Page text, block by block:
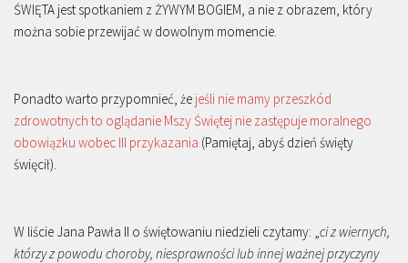
ŚWIĘTA jest spotkaniem z ŻYWYM BOGIEM, a nie z obrazem, który
można sobie przewijać w dowolnym momencie.
Ponadto warto przypomnieć, że jeśli nie mamy przeszkód
zdrowotnych to oglądanie Mszy Świętej nie zastępuje moralnego
obowiązku wobec III przykazania (Pamiętaj, abyś dzień święty
święcił).
W liście Jana Pawła II o świętowaniu niedzieli czytamy: „ci z wiernych,
którzy z powodu choroby, niesprawności lub innej ważnej przyczyny